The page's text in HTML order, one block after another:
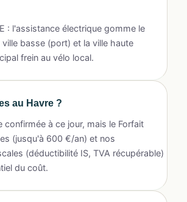
: l'assistance électrique gomme le
ville basse (port) et la ville haute
frein au vélo local.
au Havre ?
confirmée à ce jour, mais le Forfait
(jusqu'à 600 €/an) et nos
(déductibilité IS, TVA récupérable)
du coût.